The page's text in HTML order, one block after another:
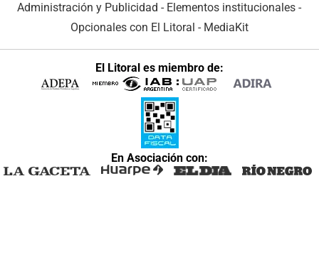
Administración y Publicidad - Elementos institucionales -
Opcionales con El Litoral - MediaKit
El Litoral es miembro de:
En Asociación con: